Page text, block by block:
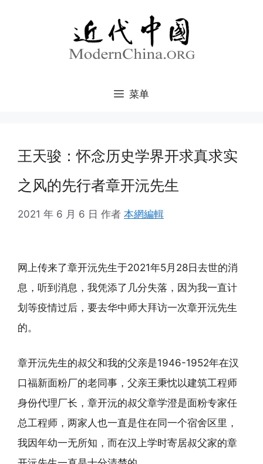
菜单
王天骏：怀念历史学界开求真求实
之风的先行者章开沅先生
2021 年 6 月 6 日 作者 本網編輯
网上传来了章开沅先生于2021年5月28日去世的消
息，听到消息，我凭添了几分失落，因为我一直计
划等疫情过后，要去华中师大拜访一次章开沅先生
的。
章开沅先生的叔父和我的父亲是1946-1952年在汉
口福新面粉厂的老同事，父亲王秉忱以建筑工程师
身份代理厂长，章开沅的叔父章学澄是面粉专家任
总工程师，两家人也一直是住在同一个宿舍区里，
我因年幼一无所知，而在汉上学时寄居叔父家的章